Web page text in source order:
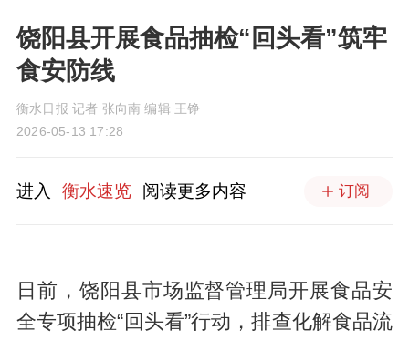
饶阳县开展食品抽检“回头看”筑牢
食安防线
衡水日报 记者 张向南 编辑 王铮
2026-05-13 17:28
进入 衡水速览 阅读更多内容 订阅
日前，饶阳县市场监督管理局开展食品安
全专项抽检“回头看”行动，排查化解食品流